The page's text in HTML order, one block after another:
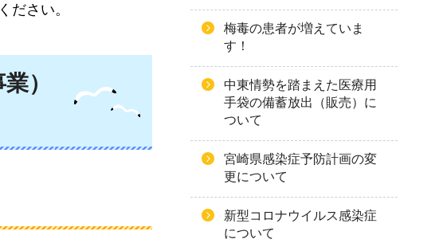
ださい。
）
梅毒の患者が増えていま
す！
中東情勢を踏まえた医療用
手袋の備蓄放出（販売）に
ついて
宮崎県感染症予防計画の変
更について
新型コロナウイルス感染症
について